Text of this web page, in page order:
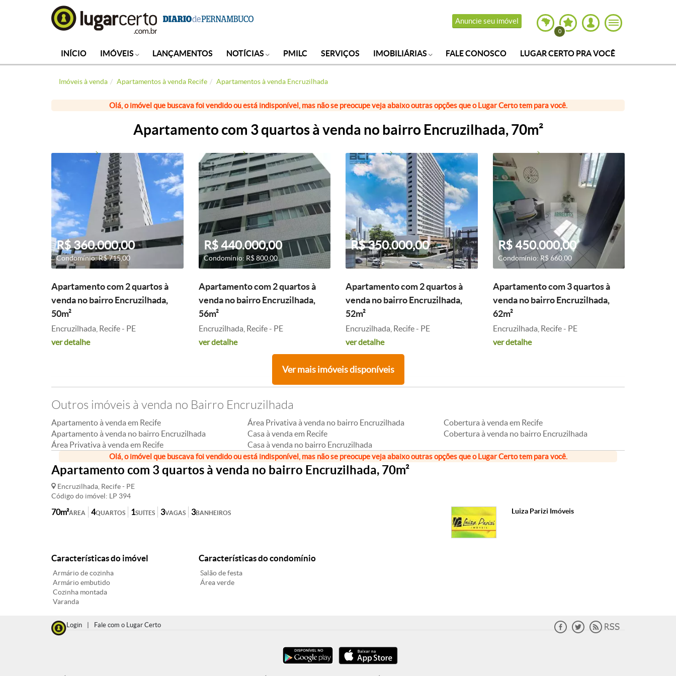
Anuncie seu imóvel
0
INÍCIO IMÓVEIS LANÇAMENTOS NOTÍCIAS PMILC SERVIÇOS IMOBILIÁRIAS FALE CONOSCO LUGAR CERTO PRA VOCÊ
Imóveis à venda Apartamentos à venda Recife Apartamentos à venda Encruzilhada
Olá, o imóvel que buscava foi vendido ou está indisponível, mas não se preocupe veja abaixo outras opções que o Lugar Certo tem para você.
Apartamento com 3 quartos à venda no bairro Encruzilhada, 70m²
R$ 360.000,00
Condomínio: R$ 715,00
Apartamento com 2 quartos à
venda no bairro Encruzilhada,
50m²
Encruzilhada, Recife - PE
ver detalhe
R$ 440.000,00
Condomínio: R$ 800,00
Apartamento com 2 quartos à
venda no bairro Encruzilhada,
56m²
Encruzilhada, Recife - PE
ver detalhe
R$ 350.000,00
Apartamento com 2 quartos à
venda no bairro Encruzilhada,
52m²
Encruzilhada, Recife - PE
ver detalhe
R$ 450.000,00
Condomínio: R$ 660,00
Apartamento com 3 quartos à
venda no bairro Encruzilhada,
62m²
Encruzilhada, Recife - PE
ver detalhe
Ver mais imóveis disponíveis
Outros imóveis à venda no Bairro Encruzilhada
Apartamento à venda em Recife
Apartamento à venda no bairro Encruzilhada
Área Privativa à venda em Recife
Área Privativa à venda no bairro Encruzilhada
Casa à venda em Recife
Casa à venda no bairro Encruzilhada
Cobertura à venda em Recife
Cobertura à venda no bairro Encruzilhada
Olá, o imóvel que buscava foi vendido ou está indisponível, mas não se preocupe veja abaixo outras opções que o Lugar Certo tem para você.
Apartamento com 3 quartos à venda no bairro Encruzilhada, 70m²
Encruzilhada, Recife - PE
Código do imóvel: LP 394
ÁREA
70m² QUARTOS
4 SUÍTES
1 VAGAS
3 BANHEIROS
3 Luiza Parizi Imóveis
Características do imóvel
Armário de cozinha
Armário embutido
Cozinha montada
Varanda
Características do condomínio
Salão de festa
Área verde
Login Fale com o Lugar Certo